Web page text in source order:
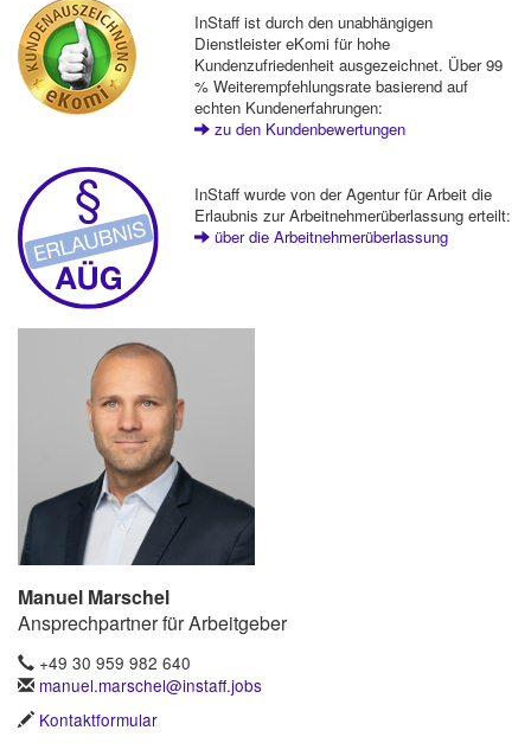
InStaff ist durch den unabhängigen
Dienstleister eKomi für hohe
Kundenzufriedenheit ausgezeichnet. Über 99
% Weiterempfehlungsrate basierend auf
echten Kundenerfahrungen:
zu den Kundenbewertungen
InStaff wurde von der Agentur für Arbeit die
Erlaubnis zur Arbeitnehmerüberlassung erteilt:
über die Arbeitnehmerüberlassung
Manuel Marschel
Ansprechpartner für Arbeitgeber
+49 30 959 982 640
manuel.marschel@instaff.jobs
Kontaktformular